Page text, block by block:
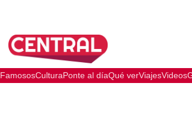
FamososCulturaPonte al díaQué verViajesVideos